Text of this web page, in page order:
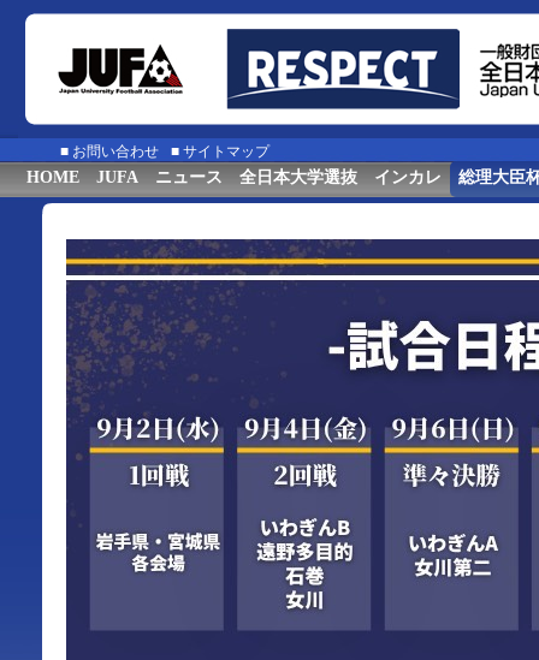
■ お問い合わせ ■ サイトマップ
HOME JUFA ニュース 全日本大学選抜 インカレ 総理大臣